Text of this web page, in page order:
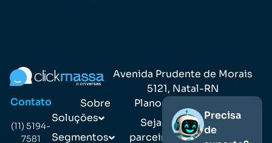
Avenida Prudente de Morais
5121, Natal-RN
Contato
(11) 5194-
7581
Sobre
Soluções
Segmentos
Planos
Seja
parceiro
Precisa
de